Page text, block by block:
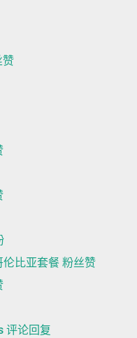
赞
比亚套餐 粉丝赞
评论回复